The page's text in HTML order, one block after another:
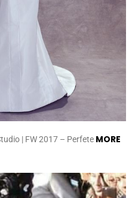
| FW 2017 – Perfete MORE